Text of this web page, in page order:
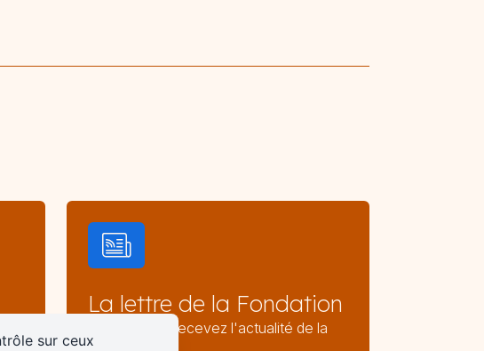
sur ceux
La lettre de la Fondation
2 fois par an, recevez l'actualité de la
Fondation.